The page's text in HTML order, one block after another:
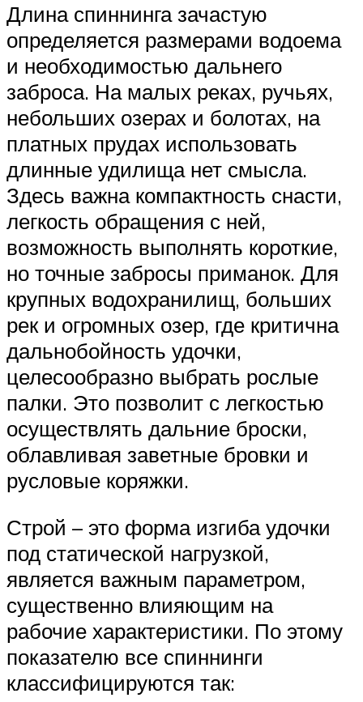
Длина спиннинга зачастую
определяется размерами водоема
и необходимостью дальнего
заброса. На малых реках, ручьях,
небольших озерах и болотах, на
платных прудах использовать
длинные удилища нет смысла.
Здесь важна компактность снасти,
легкость обращения с ней,
возможность выполнять короткие,
но точные забросы приманок. Для
крупных водохранилищ, больших
рек и огромных озер, где критична
дальнобойность удочки,
целесообразно выбрать рослые
палки. Это позволит с легкостью
осуществлять дальние броски,
облавливая заветные бровки и
русловые коряжки.
Строй – это форма изгиба удочки
под статической нагрузкой,
является важным параметром,
существенно влияющим на
рабочие характеристики. По этому
показателю все спиннинги
классифицируются так: